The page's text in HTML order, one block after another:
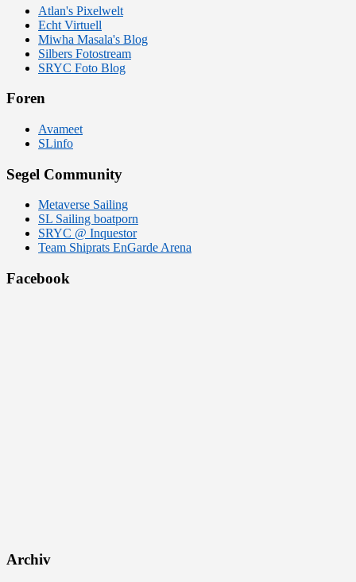
Atlan's Pixelwelt
Echt Virtuell
Miwha Masala's Blog
Silbers Fotostream
SRYC Foto Blog
Foren
Avameet
SLinfo
Segel Community
Metaverse Sailing
SL Sailing boatporn
SRYC @ Inquestor
Team Shiprats EnGarde Arena
Facebook
Archiv